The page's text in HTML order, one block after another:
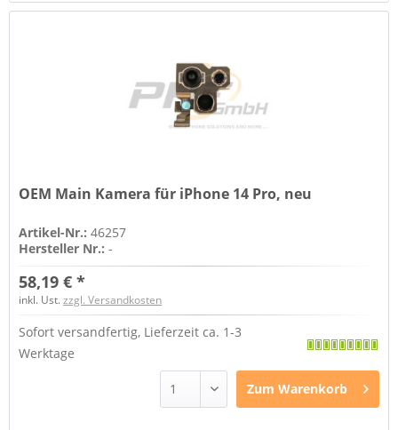
OEM Main Kamera für iPhone 14 Pro, neu
Artikel-Nr.:46257
Hersteller Nr.:-
58,19 € *
inkl. Ust.zzgl. Versandkosten
Sofort versandfertig, Lieferzeit ca. 1-3
Werktage
Zum Warenkorb